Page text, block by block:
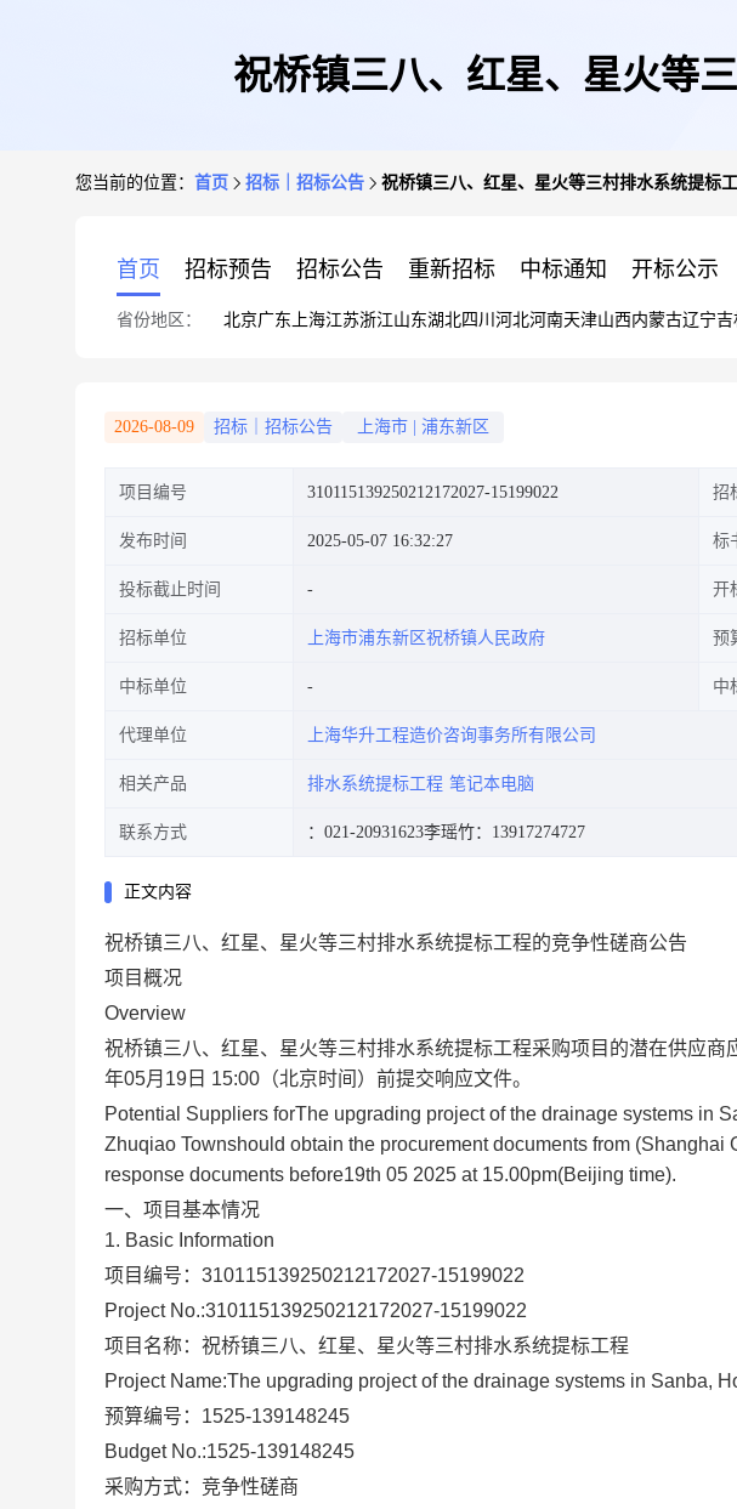
祝桥镇三八、红星、星火等
您当前的位置： 首页 招标｜招标公告 祝桥镇三八、红星、星火等三村排水系统提标
首页 招标预告 招标公告 重新招标 中标通知 开标公示
省份地区： 北京广东 上海江苏浙江山东湖北四川 河北河南天津山西内蒙古辽宁吉
2026-08-09 招标｜招标公告 上海市 浦东新区
项目编号 310115139250212172027-15199022 招
发布时间 2025-05-07 16:32:27 标
投标截止时间 开
招标单位 上海市浦东新区祝桥镇人民政府 预
中标单位 中
代理单位 上海华升工程造价咨询事务所有限公司
相关产品 排水系统提标工程 笔记本电脑
联系方式 ：021-20931623李瑶竹：13917274727
正文内容
祝桥镇三八、红星、星火等三村排水系统提标工程的竞争性磋商公告
项目概况
Overview
祝桥镇三八、红星、星火等三村排水系统提标工程采购项目的潜在供应商
年05月19日 15:00 （北京时间）前提交响应文件。
Potential Suppliers forThe upgrading project of the drainage systems in
Zhuqiao Townshould obtain the procurement documents from (Shanghai
response documents before19th 05 2025 at 15.00pm(Beijing time).
一、项目基本情况
1. Basic Information
项目编号： 310115139250212172027-15199022
Project No.:310115139250212172027-15199022
项目名称： 祝桥镇三八、红星、星火等三村排水系统提标工程
Project Name:The upgrading project of the drainage systems in Sanba,
预算编号： 1525-139148245
Budget No.:1525-139148245
采购方式：竞争性磋商